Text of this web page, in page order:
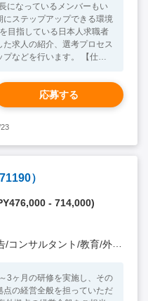
になっているメンバーもい
にステップアップできる環境
求人の紹介、選考プロセス
を行います。 【仕事
文の作成、面接対策、面接調
後の定期フォローなど）
媒体からサーチしスカウト
やスキルに適した求人をサ
流入対応、スクリーニング
者を中心に、毎月35名前
きます。 求職者の転職活
代弁することで、企業と求
ャリアアドバイザー自身が
んですが、幅広い業界や職
は日本語で実施します。
・目標達成意欲の高い方
持った方 ・日常会話レベル
人物像】 目
応募する
）
- 714,000)
/教育/外食/飲食/美容/娯楽/士業 他）
3ヶ月の研修を実施し、その
の経営全般を担っていただ